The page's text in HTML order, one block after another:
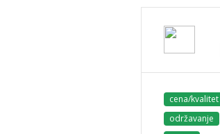
cena/kvalitet
održavanje